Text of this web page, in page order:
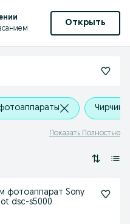
Открыть
Чирчик
Показать Полностью
фотоаппарат Sony
dsc-s5000